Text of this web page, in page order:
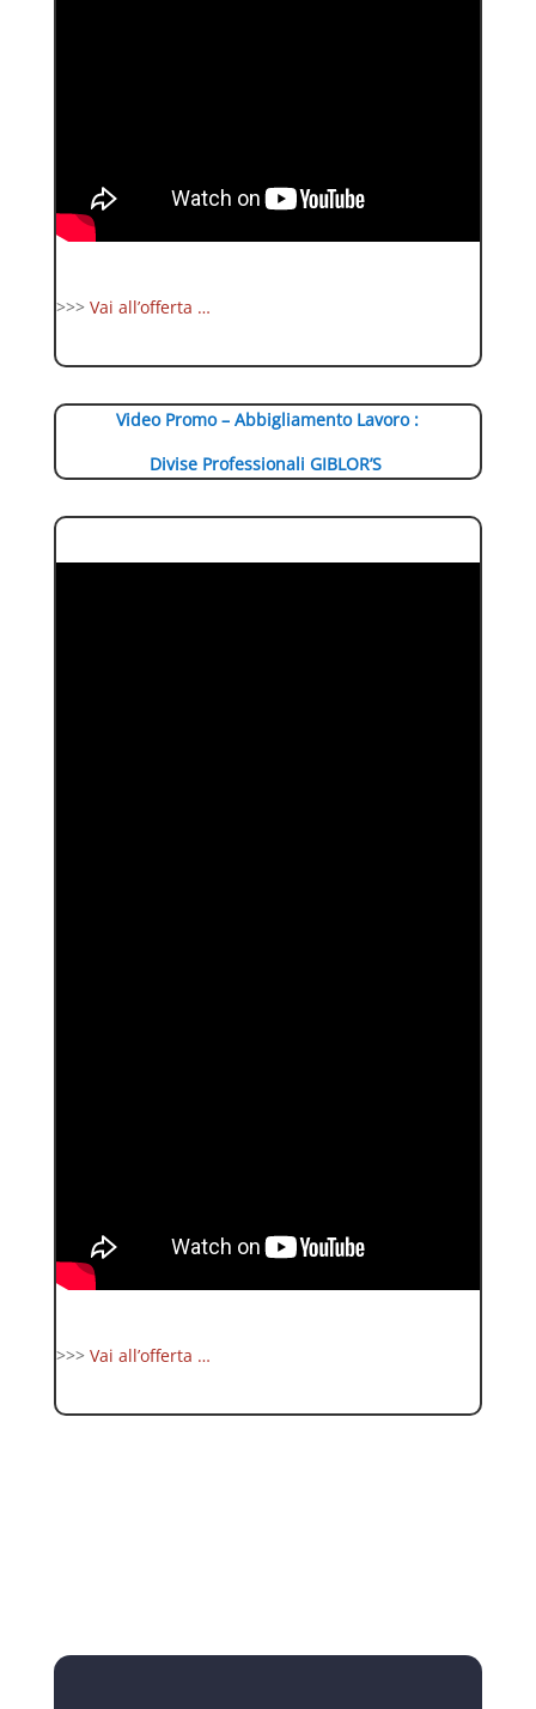
>>> Vai all’offerta …
Video Promo – Abbigliamento Lavoro :
Divise Professionali GIBLOR’S
>>> Vai all’offerta …